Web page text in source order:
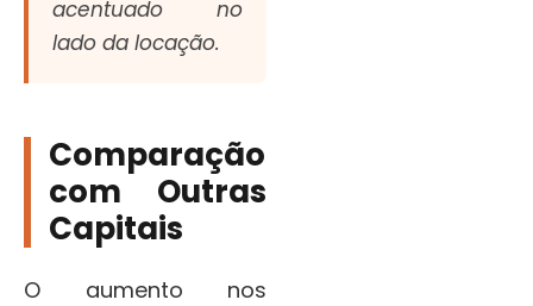
acentuado no
lado da locação.
Comparação
com Outras
Capitais
O aumento nos